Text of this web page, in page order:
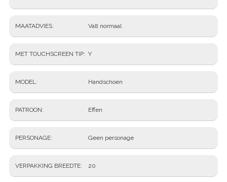
MAATADVIES Valt normaal
MET TOUCHSCREEN TIP Y
MODEL Handschoen
PATROON Effen
PERSONAGE Geen personage
VERPAKKING BREEDTE 20